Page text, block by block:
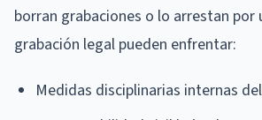
borran grabaciones o lo arrestan por
grabación legal pueden enfrentar:
Medidas disciplinarias internas